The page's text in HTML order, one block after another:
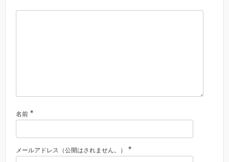
名前 *
メールアドレス（公開はされません。） *